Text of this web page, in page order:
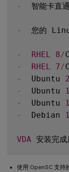
-
智能卡直
-
您的
- RHEL 8/
-
RHEL 7/
-
  Ubuntu
-
  Ubuntu
-
  Ubuntu
-
  Debian
VDA 安装完
使用 OpenSC 支持